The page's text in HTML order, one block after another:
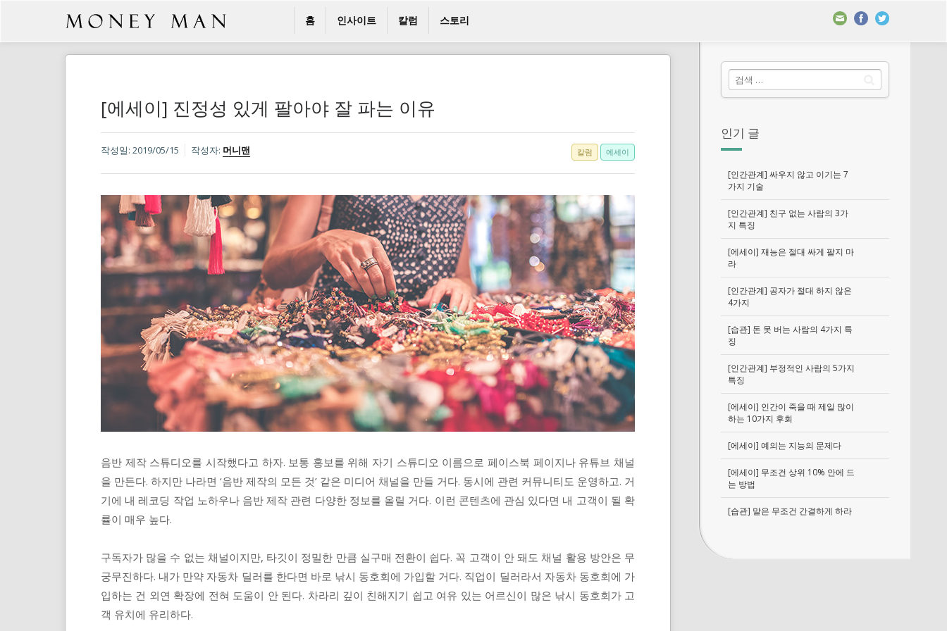
홈 인사이트 칼럼 스토리
인기 글
[인간관계] 싸우지 않고 이기는 7
가지 기술
[인간관계] 친구 없는 사람의 3가
지 특징
[에세이] 재능은 절대 싸게 팔지 마
라
[인간관계] 공자가 절대 하지 않은
4가지
[습관] 돈 못 버는 사람의 4가지 특
징
[인간관계] 부정적인 사람의 5가지
특징
[에세이] 인간이 죽을 때 제일 많이
하는 10가지 후회
[에세이] 예의는 지능의 문제다
[에세이] 무조건 상위 10% 안에 드
는 방법
[습관] 말은 무조건 간결하게 하라
[에세이] 진정성 있게 팔아야 잘 파는 이유
작성일: 2019/05/15 작성자: 머니맨 에세이
칼럼
음반 제작 스튜디오를 시작했다고 하자. 보통 홍보를 위해 자기 스튜디오 이름으로 페이스북 페이지나 유튜브 채널
을 만든다. 하지만 나라면 ‘음반 제작의 모든 것’ 같은 미디어 채널을 만들 거다. 동시에 관련 커뮤니티도 운영하고. 거
기에 내 레코딩 작업 노하우나 음반 제작 관련 다양한 정보를 올릴 거다. 이런 콘텐츠에 관심 있다면 내 고객이 될 확
률이 매우 높다.
구독자가 많을 수 없는 채널이지만, 타깃이 정밀한 만큼 실구매 전환이 쉽다. 꼭 고객이 안 돼도 채널 활용 방안은 무
궁무진하다. 내가 만약 자동차 딜러를 한다면 바로 낚시 동호회에 가입할 거다. 직업이 딜러라서 자동차 동호회에 가
입하는 건 외연 확장에 전혀 도움이 안 된다. 차라리 깊이 친해지기 쉽고 여유 있는 어르신이 많은 낚시 동호회가 고
객 유치에 유리하다.